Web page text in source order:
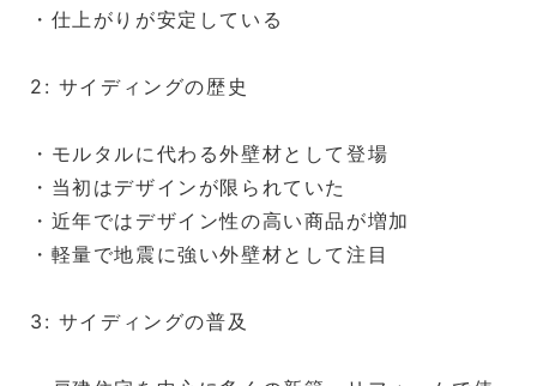
・仕上がりが安定している
2: サイディングの歴史
・モルタルに代わる外壁材として登場
・当初はデザインが限られていた
・近年ではデザイン性の高い商品が増加
・軽量で地震に強い外壁材として注目
3: サイディングの普及